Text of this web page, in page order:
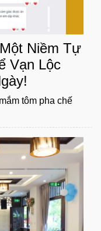
Niềm Tự
Vạn Lộc
tôm pha chế